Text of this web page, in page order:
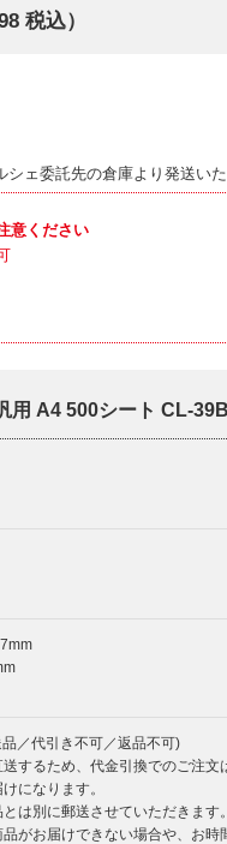
税込）
シェ委託先の倉庫より発送い
意ください
用 A4 500シート CL-
／代引き不可／返品不可)
するため、代金引換でのご注文
になります。
は別に郵送させていただきます。
品がお届けできない場合や、お